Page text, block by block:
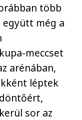
több
még a
meccset
arénában,
léptek
sor az